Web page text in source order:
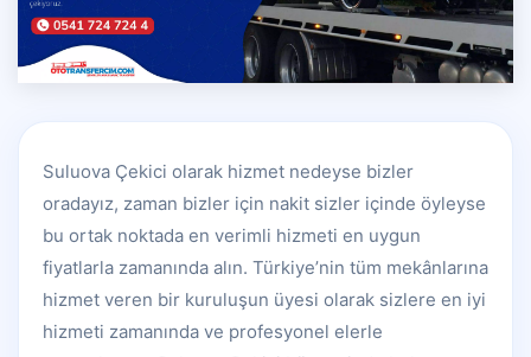
Suluova Çekici olarak hizmet nedeyse bizler
oradayız, zaman bizler için nakit sizler içinde öyleyse
bu ortak noktada en verimli hizmeti en uygun
fiyatlarla zamanında alın. Türkiye’nin tüm mekânlarına
hizmet veren bir kuruluşun üyesi olarak sizlere en iyi
hizmeti zamanında ve profesyonel elerle